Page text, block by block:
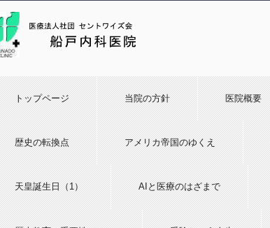
トップページ 当院の方針 医院概要
歴史の転換点 アメリカ帝国のゆくえ
天皇誕生日（1） AIと医療のはざまで